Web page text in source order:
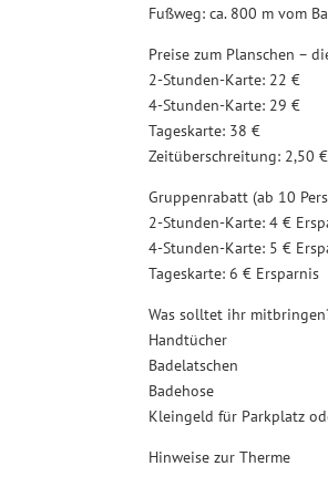
Fußweg: ca. 800 m vom
Preise zum Planschen –
2-Stunden-Karte: 22 €
4-Stunden-Karte: 29 €
Tageskarte: 38 €
Zeitüberschreitung: 2,50
Gruppenrabatt (ab 10
2-Stunden-Karte: 4 €
4-Stunden-Karte: 5 €
Tageskarte: 6 € Ersparnis
Was solltet ihr
Handtücher
Badelatschen
Badehose
Kleingeld für Parkplatz
Hinweise zur Therme